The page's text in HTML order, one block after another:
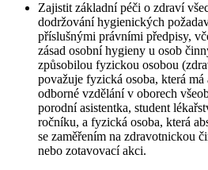
Zajistit základní péči o zdraví
dodržování hygienických
příslušnými právními předpisy,
zásad osobní hygieny u osob
způsobilou fyzickou osobou
považuje fyzická osoba, která má
odborné vzdělání v oborech
porodní asistentka, student
ročníku, a fyzická osoba, která
se zaměřením na zdravotnickou
nebo zotavovací akci.